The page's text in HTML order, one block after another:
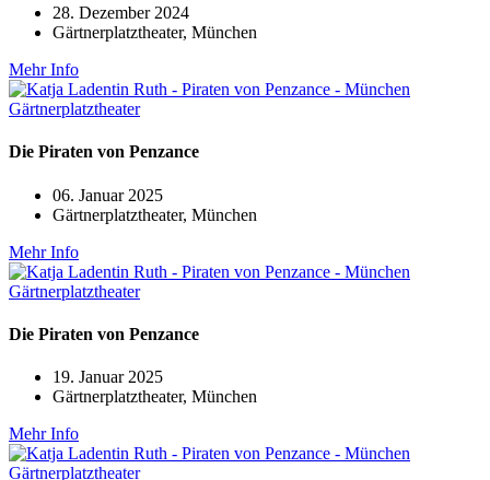
28. Dezember 2024
Gärtnerplatztheater, München
Mehr Info
Die Piraten von Penzance
06. Januar 2025
Gärtnerplatztheater, München
Mehr Info
Die Piraten von Penzance
19. Januar 2025
Gärtnerplatztheater, München
Mehr Info